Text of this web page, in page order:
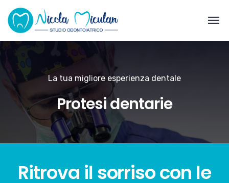
La tua migliore esperienza dentale
Protesi dentarie
Ritrova il sorriso con le